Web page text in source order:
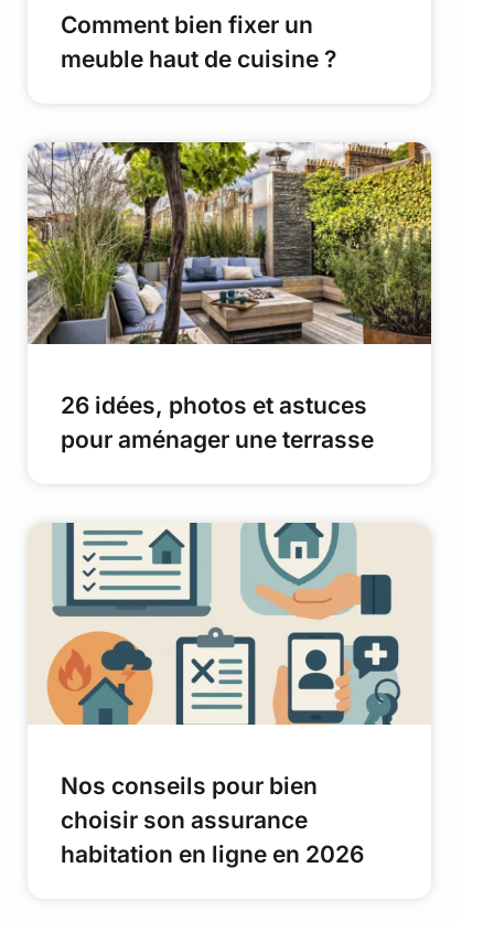
Comment bien fixer un
meuble haut de cuisine ?
26 idées, photos et astuces
pour aménager une terrasse
Nos conseils pour bien
choisir son assurance
habitation en ligne en 2026